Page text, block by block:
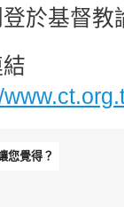
登於基督
您覺得？